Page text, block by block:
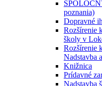
poznania)
Dopravné
Rozšírenie
školy v
Rozšírenie
Nadstavba
Knižnica
Prídavné
Nadstavba